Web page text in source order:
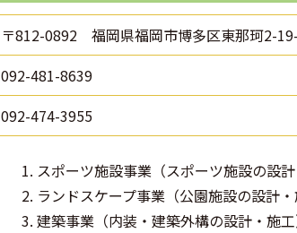
〒812-0892 福岡県福岡市博多区東那珂2-
092-481-8639
092-474-3955
スポーツ施設事業（スポーツ施設の設計
ランドスケープ事業（公園施設の設計・
建築事業（内装・建築外構の設計・施工